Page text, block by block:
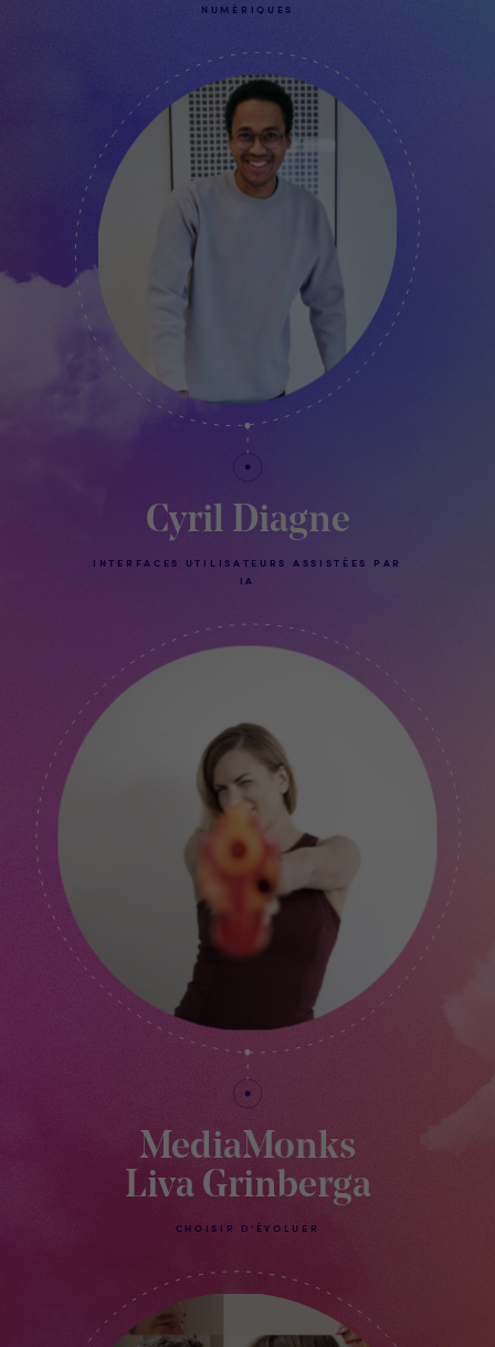
NUMÉRIQUES
Cyril Diagne
INTERFACES UTILISATEURS ASSISTÉES PAR
IA
MediaMonks
Liva Grinberga
CHOISIR D'ÉVOLUER